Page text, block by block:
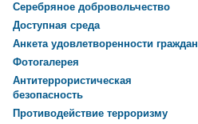
Серебряное добровольчество
Доступная среда
Анкета удовлетворенности граждан
Фотогалерея
Антитеррористическая
безопасность
Противодействие терроризму